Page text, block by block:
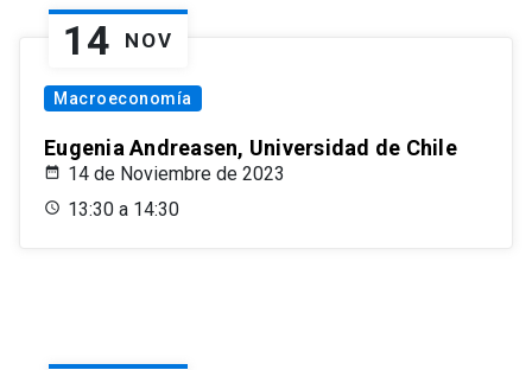
14 NOV
Macroeconomía
Eugenia Andreasen, Universidad de Chile
14 de Noviembre de 2023
13:30 a 14:30